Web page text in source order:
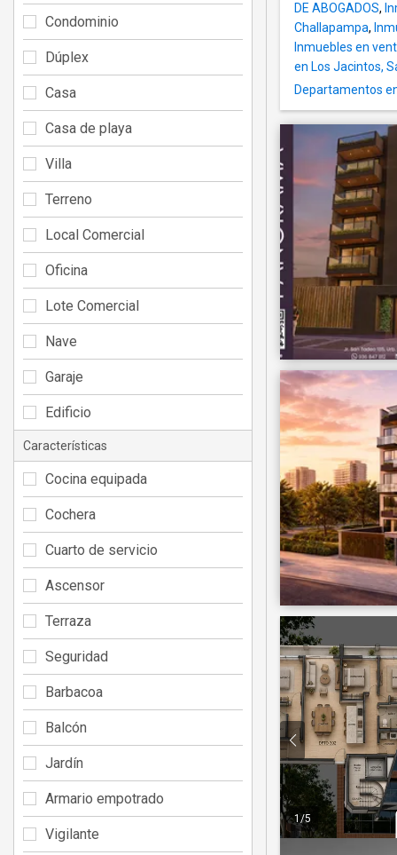
DE ABOGADOS,
Challapampa,
Inmuebles en
en Los Jacintos,
Departamentos
1 /5
Condominio
Dúplex
Casa
Casa de playa
Villa
Terreno
Local Comercial
Oficina
Lote Comercial
Nave
Garaje
Edificio
Características
Cocina equipada
Cochera
Cuarto de servicio
Ascensor
Terraza
Seguridad
Barbacoa
Balcón
Jardín
Armario empotrado
Vigilante